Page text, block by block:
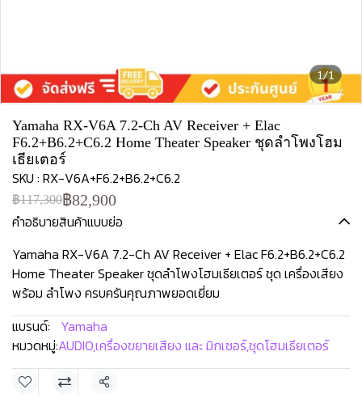
1/1
Yamaha RX-V6A 7.2-Ch AV Receiver + Elac
F6.2+B6.2+C6.2 Home Theater Speaker ชุดลำโพงโฮม
เธียเตอร์
SKU : RX-V6A+F6.2+B6.2+C6.2
฿117,300฿82,900
คำอธิบายสินค้าแบบย่อ
Yamaha RX-V6A 7.2-Ch AV Receiver + Elac F6.2+B6.2+C6.2
Home Theater Speaker ชุดลำโพงโฮมเธียเตอร์ ชุด เครื่องเสียง
พร้อม ลำโพง ครบครันคุณภาพยอดเยี่ยม
แบรนด์:
Yamaha
หมวดหมู่:AUDIO,เครื่องขยายเสียง และ มิกเซอร์,ชุดโฮมเธียเตอร์
แชร์